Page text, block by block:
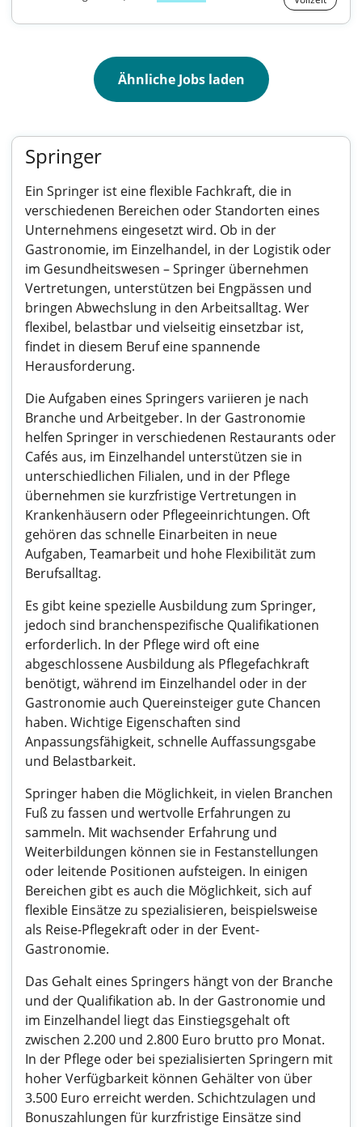
Ähnliche Jobs laden
Springer
Ein Springer ist eine flexible Fachkraft, die in
verschiedenen Bereichen oder Standorten eines
Unternehmens eingesetzt wird. Ob in der
Gastronomie, im Einzelhandel, in der Logistik oder
im Gesundheitswesen – Springer übernehmen
Vertretungen, unterstützen bei Engpässen und
bringen Abwechslung in den Arbeitsalltag. Wer
flexibel, belastbar und vielseitig einsetzbar ist,
findet in diesem Beruf eine spannende
Herausforderung.
Die Aufgaben eines Springers variieren je nach
Branche und Arbeitgeber. In der Gastronomie
helfen Springer in verschiedenen Restaurants oder
Cafés aus, im Einzelhandel unterstützen sie in
unterschiedlichen Filialen, und in der Pflege
übernehmen sie kurzfristige Vertretungen in
Krankenhäusern oder Pflegeeinrichtungen. Oft
gehören das schnelle Einarbeiten in neue
Aufgaben, Teamarbeit und hohe Flexibilität zum
Berufsalltag.
Es gibt keine spezielle Ausbildung zum Springer,
jedoch sind branchenspezifische Qualifikationen
erforderlich. In der Pflege wird oft eine
abgeschlossene Ausbildung als Pflegefachkraft
benötigt, während im Einzelhandel oder in der
Gastronomie auch Quereinsteiger gute Chancen
haben. Wichtige Eigenschaften sind
Anpassungsfähigkeit, schnelle Auffassungsgabe
und Belastbarkeit.
Springer haben die Möglichkeit, in vielen Branchen
Fuß zu fassen und wertvolle Erfahrungen zu
sammeln. Mit wachsender Erfahrung und
Weiterbildungen können sie in Festanstellungen
oder leitende Positionen aufsteigen. In einigen
Bereichen gibt es auch die Möglichkeit, sich auf
flexible Einsätze zu spezialisieren, beispielsweise
als Reise-Pflegekraft oder in der Event-
Gastronomie.
Das Gehalt eines Springers hängt von der Branche
und der Qualifikation ab. In der Gastronomie und
im Einzelhandel liegt das Einstiegsgehalt oft
zwischen 2.200 und 2.800 Euro brutto pro Monat.
In der Pflege oder bei spezialisierten Springern mit
hoher Verfügbarkeit können Gehälter von über
3.500 Euro erreicht werden. Schichtzulagen und
Bonuszahlungen für kurzfristige Einsätze sind